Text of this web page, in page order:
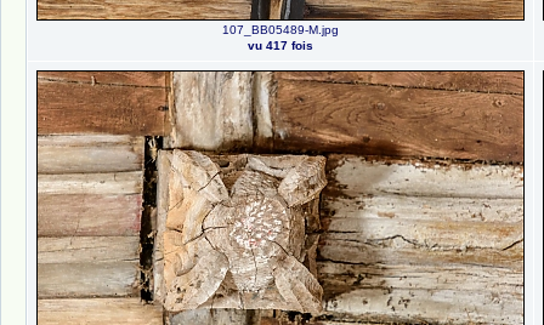
107_BB05489-M.jpg
vu 417 fois